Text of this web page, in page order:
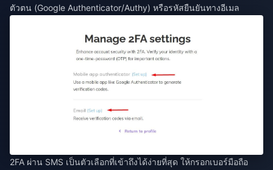
ตัวตน (Google Authenticator/Authy) หรือรหัสยืนยันทางอีเมล
2FA ผ่าน SMS เป็นตัวเลือกที่เข้าถึงได้ง่ายที่สุด ให้กรอกเบอร์มือถือ